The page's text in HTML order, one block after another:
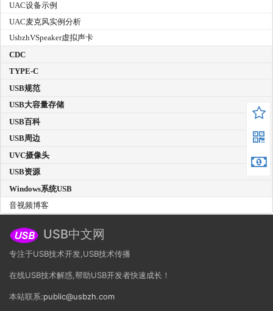
UAC设备示例
UAC麦克风实例分析
UsbzhVSpeaker虚拟声卡
CDC
TYPE-C
USB规范
USB大容量存储
USB百科
USB周边
UVC摄像头
USB资源
Windows系统USB
音视频博客
USB中文网
专注于USB技术开发,USB技术传播
在线USB技术解惑,帮助USB开发者快速成长！
本站联系:public@usbzh.com